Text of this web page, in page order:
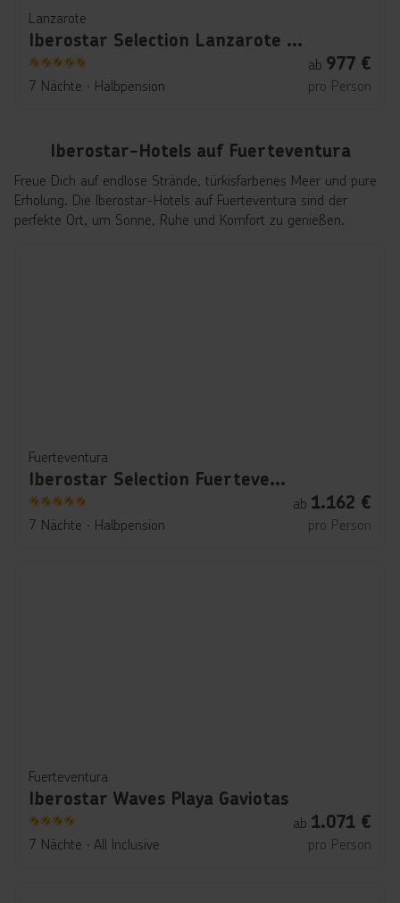
Lanzarote
Iberostar Selection Lanzarote Park
5
7 Nächte ∙ Halbpension
ab 977 €
pro Person
Iberostar-Hotels auf Fuerteventura
Freue Dich auf endlose Strände, türkisfarbenes Meer und pure
Erholung. Die Iberostar-Hotels auf Fuerteventura sind der
perfekte Ort, um Sonne, Ruhe und Komfort zu genießen.
Fuerteventura
Iberostar Selection Fuerteventura Palace
5
7 Nächte ∙ Halbpension
ab 1.162 €
pro Person
Fuerteventura
Iberostar Waves Playa Gaviotas
4
7 Nächte ∙ All Inclusive
ab 1.071 €
pro Person